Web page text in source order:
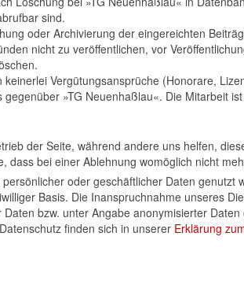
sind.
oder Archivierung der eingereichten
nicht zu veröffentlichen, vor
Vergütungsansprüche (Honorare,
»TG Neuenhaßlau«. Die Mitarbeit
oder geschäftlicher Daten genutzt
Basis. Die Inanspruchnahme unseres
bzw. unter Angabe anonymisierter
finden sich in unserer Erklärung
der Seite, während andere uns helfen,
bei einer Ablehnung womöglich nicht